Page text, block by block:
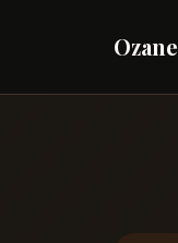
Ozane